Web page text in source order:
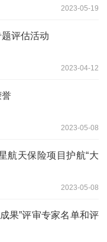
2023-05-19
评估活动
2023-04-12
誉
2023-05-08
航天保险项目护航“大
2023-05-08
果”评审专家名单和评